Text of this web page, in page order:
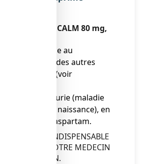
SPASMOCALM 80 mg,
connue au
ou à l'un des autres
du produit (voir
de phénylcétonurie (maladie
dépistée à la naissance), en
la présence d'aspartam.
IL EST INDISPENSABLE
L’AVIS DE VOTRE MEDECIN
PHARMACIEN.